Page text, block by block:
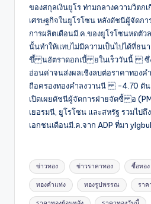
ของสกุลเงินยูโร ท่ามกลางความวิตก
เศรษฐกิจในยูโรโซน หลังดัชนีผู้จัด
การผลิตเดือนมี.ค.ของยูโรโซนหดตัว
นั้นทําให้แทบไม่มีความเป็นไปได้ที่ธน
ขึ้ นอัตราดอกเบี้ ยในเร็ววันนี้ ซึ่ง
อ่อนค่าจนส่งผลเชิงลบต่อราคาทองคํ
ถือครองทองคําลงวานนี -4.70 ตั
เปิดเผยดัชนีผู้จัดการฝ่ายจัดซื้ อ
เยอรมนี, ยูโรโซน และสหรัฐ รวมไปถึ
เอกชนเดือนมี.ค.จาก ADP ที่มา
Tags:
ข่าวทอง ข่าวราคาทอง ซื้อทอง
ทองคำแท่ง ทองรูปพรรณ ราค